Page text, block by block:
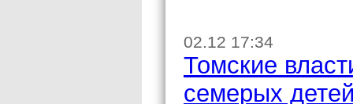
02.12 17:34
Томские
семерых